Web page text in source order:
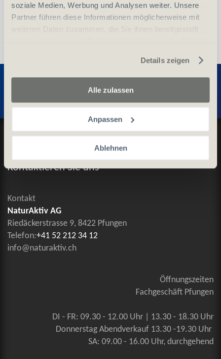
soziale Medien, Werbung und Analysen weiter. Unsere
Partner führen diese Informationen möglicherweise mit
weiteren Daten zusammen, die Sie ihnen bereitgestellt
Details zeigen
Alle zulassen
Anpassen
Ablehnen
Entdecken Sie weitere Produkte
Allgemeine Geschäftsbedingungen
Kontaktieren Sie uns
Kontakt
NaturAktiv AG
Riedäckerstrasse 9, 8422 Pfungen
Telefon:+41 52 212 34 12
info@naturaktiv.ch
Öffnungszeiten
Fachgeschäft Pfungen
DI - FR: 09.30 - 12.00 Uhr | 13.30 - 18.30 Uhr
Donnerstag Abendverkauf 13.30 -19.30 Uhr
SA: 09.00 - 16.00 Uhr, durchgehend